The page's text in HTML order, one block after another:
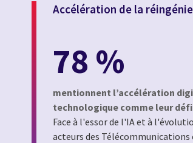
Accélération de la
78 %
mentionnent l’accélération
technologique comme leur
Face à l'essor de l'IA et à
acteurs des Télécommunications